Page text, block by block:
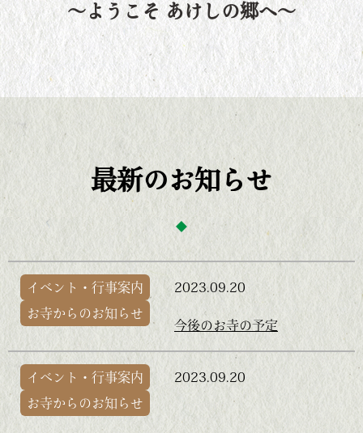
～ようこそ あけしの郷へ～
最新のお知らせ
イベント・行事案内
お寺からのお知らせ
2023.09.20
今後のお寺の予定
イベント・行事案内
お寺からのお知らせ
2023.09.20